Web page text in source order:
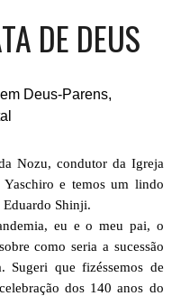
DE DEUS
Deus-Parens,
Nozu, condutor da Igreja
e temos um lindo
Eduardo Shinji.
eu e o meu pai, o
como seria a sucessão
que fizéssemos de
dos 140 anos do